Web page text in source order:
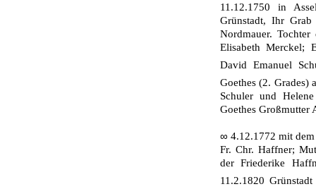
11.12.1750 in
Grünstadt, Ihr
Nordmauer.
Elisabeth Merckel;
David Emanuel
Goethes (2. Grades)
Schuler und
Goethes Großmutter
∞ 4.12.1772 mit
Fr. Chr. Haffner;
der Friederike
11.2.1820